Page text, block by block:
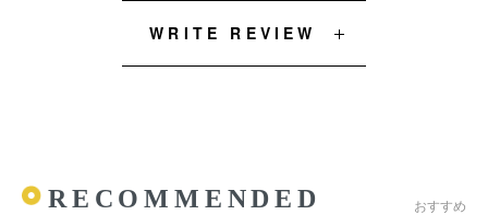
WRITE REVIEW
RECOMMENDED おすすめ